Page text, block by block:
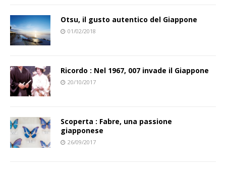
Otsu, il gusto autentico del Giappone
01/02/2018
Ricordo : Nel 1967, 007 invade il Giappone
20/10/2017
Scoperta : Fabre, una passione
giapponese
26/09/2017